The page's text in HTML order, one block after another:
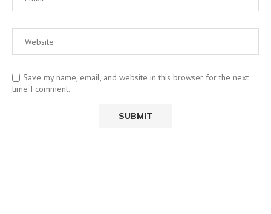
Save my name, email, and website in this browser for the next
time I comment.